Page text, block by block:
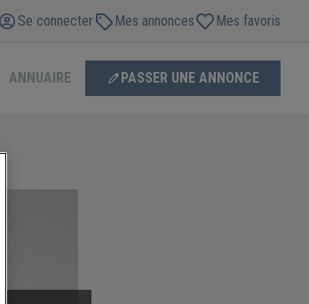
Se connecter Mes annonces Mes favoris
ANNUAIRE PASSER UNE ANNONCE